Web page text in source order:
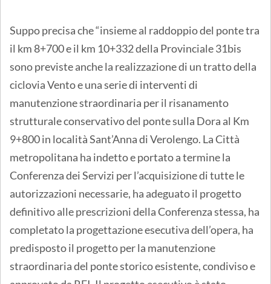
Suppo precisa che “insieme al raddoppio del ponte tra
il km 8+700 e il km 10+332 della Provinciale 31bis
sono previste anche la realizzazione di un tratto della
ciclovia Vento e una serie di interventi di
manutenzione straordinaria per il risanamento
strutturale conservativo del ponte sulla Dora al Km
9+800 in località Sant’Anna di Verolengo. La Città
metropolitana ha indetto e portato a termine la
Conferenza dei Servizi per l’acquisizione di tutte le
autorizzazioni necessarie, ha adeguato il progetto
definitivo alle prescrizioni della Conferenza stessa, ha
completato la progettazione esecutiva dell’opera, ha
predisposto il progetto per la manutenzione
straordinaria del ponte storico esistente, condiviso e